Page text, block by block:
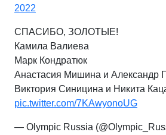
2022
СПАСИБО, ЗОЛОТЫЕ!
Камила Валиева
Марк Кондратюк
Анастасия Мишина и Александр
Виктория Синицина и Никита
pic.twitter.com/7KAwyonoUG
— Olympic Russia